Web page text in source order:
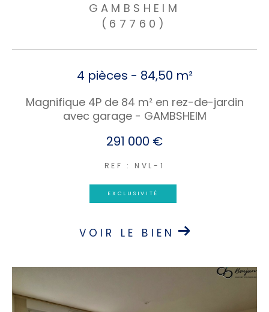
GAMBSHEIM
(67760)
4 pièces - 84,50 m²
Magnifique 4P de 84 m² en rez-de-jardin
avec garage - GAMBSHEIM
291 000 €
REF : NVL-1
EXCLUSIVITÉ
VOIR LE BIEN